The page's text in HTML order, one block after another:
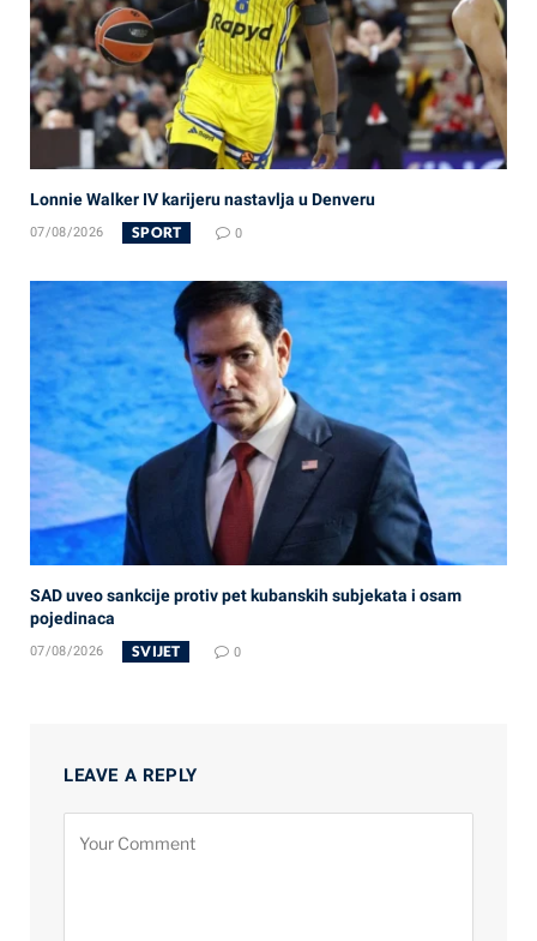
Lonnie Walker IV karijeru nastavlja u Denveru
07/08/2026 SPORT 0
SAD uveo sankcije protiv pet kubanskih subjekata i osam
pojedinaca
07/08/2026 SVIJET 0
LEAVE A REPLY